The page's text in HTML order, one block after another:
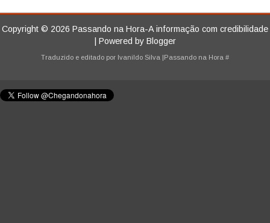
Copyright © 2026 Passando na Hora-A informação com credibilidade
| Powered by Blogger
Traduzido e editado por Ivanildo Silva |Passando na Hora #